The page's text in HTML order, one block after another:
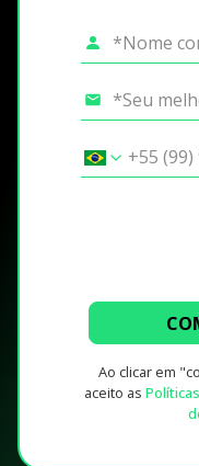
Ao clicar em
aceito as